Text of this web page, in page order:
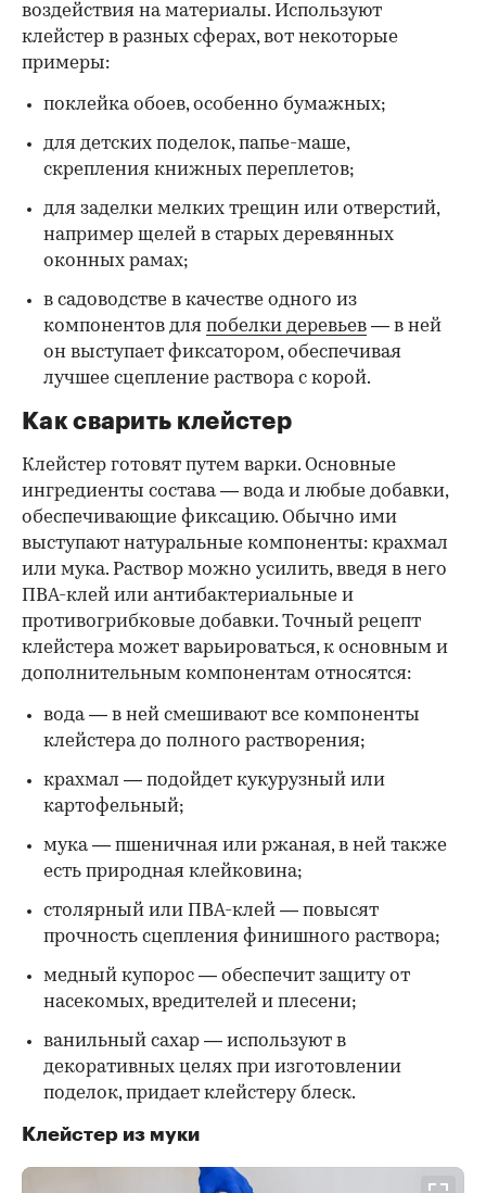
00:00 / 00:00
воздействия на материалы. Используют
клейстер в разных сферах, вот некоторые
примеры:
поклейка обоев, особенно бумажных;
для детских поделок, папье-маше,
скрепления книжных переплетов;
для заделки мелких трещин или отверстий,
например щелей в старых деревянных
оконных рамах;
в садоводстве в качестве одного из
компонентов для побелки деревьев — в ней
он выступает фиксатором, обеспечивая
лучшее сцепление раствора с корой.
Как сварить клейстер
Клейстер готовят путем варки. Основные
ингредиенты состава — вода и любые добавки,
обеспечивающие фиксацию. Обычно ими
выступают натуральные компоненты: крахмал
или мука. Раствор можно усилить, введя в него
ПВА-клей или антибактериальные и
противогрибковые добавки. Точный рецепт
клейстера может варьироваться, к основным и
дополнительным компонентам относятся:
вода — в ней смешивают все компоненты
клейстера до полного растворения;
крахмал — подойдет кукурузный или
картофельный;
мука — пшеничная или ржаная, в ней также
есть природная клейковина;
столярный или ПВА-клей — повысят
прочность сцепления финишного раствора;
медный купорос — обеспечит защиту от
насекомых, вредителей и плесени;
ванильный сахар — используют в
декоративных целях при изготовлении
поделок, придает клейстеру блеск.
Клейстер из муки